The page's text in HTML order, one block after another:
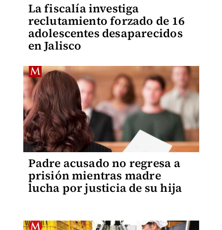
La fiscalía investiga
reclutamiento forzado de 16
adolescentes desaparecidos
en Jalisco
Padre acusado no regresa a
prisión mientras madre
lucha por justicia de su hija